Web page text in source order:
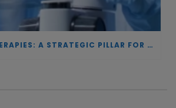
ADVANCED THERAPIES: A STRATEGIC PILLAR FOR EUROPEAN AUTONOMY IN BIOTECHNOLOGY AND HEALTH